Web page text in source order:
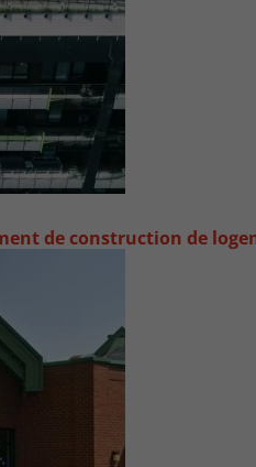
de construction de